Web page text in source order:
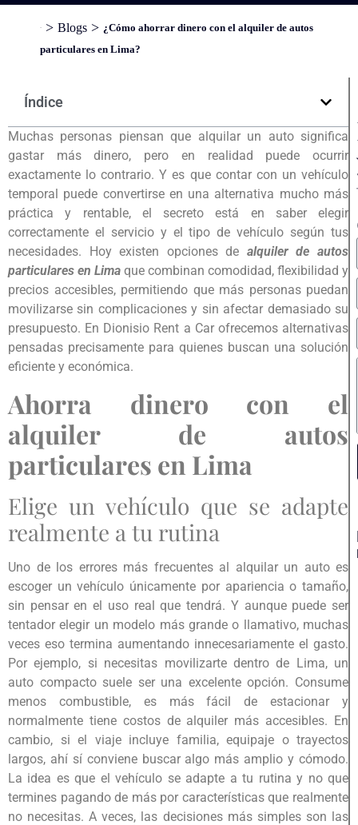
> Blogs > ¿Cómo ahorrar dinero con el alquiler de autos
particulares en Lima?
Índice
Muchas personas piensan que alquilar un auto significa
gastar más dinero, pero en realidad puede ocurrir
exactamente lo contrario. Y es que contar con un vehículo
temporal puede convertirse en una alternativa mucho más
práctica y rentable, el secreto está en saber elegir
correctamente el servicio y el tipo de vehículo según tus
necesidades. Hoy existen opciones de alquiler de autos
particulares en Lima que combinan comodidad, flexibilidad y
precios accesibles, permitiendo que más personas puedan
movilizarse sin complicaciones y sin afectar demasiado su
presupuesto. En Dionisio Rent a Car ofrecemos alternativas
pensadas precisamente para quienes buscan una solución
eficiente y económica.
Ahorra dinero con el
alquiler de autos
particulares en Lima
Elige un vehículo que se adapte
realmente a tu rutina
Uno de los errores más frecuentes al alquilar un auto es
escoger un vehículo únicamente por apariencia o tamaño,
sin pensar en el uso real que tendrá. Y aunque puede ser
tentador elegir un modelo más grande o llamativo, muchas
veces eso termina aumentando innecesariamente el gasto.
Por ejemplo, si necesitas movilizarte dentro de Lima, un
auto compacto suele ser una excelente opción. Consume
menos combustible, es más fácil de estacionar y
normalmente tiene costos de alquiler más accesibles. En
cambio, si el viaje incluye familia, equipaje o trayectos
largos, ahí sí conviene buscar algo más amplio y cómodo.
La idea es que el vehículo se adapte a tu rutina y no que
termines pagando de más por características que realmente
no necesitas. A veces, las decisiones más simples son las